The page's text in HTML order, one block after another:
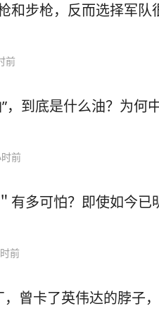
和步枪，反而选择军队
前
，到底是什么油？为何
前
有多可怕？即使如今已
前
曾卡了英伟达的脖子